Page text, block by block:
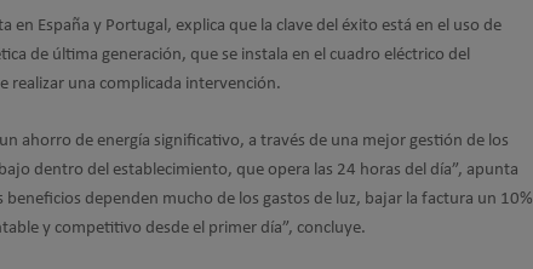
en España y Portugal, explica que la clave del éxito está en el uso de
de última generación, que se instala en el cuadro eléctrico del
realizar una complicada intervención.
ahorro de energía significativo, a través de una mejor gestión de los
dentro del establecimiento, que opera las 24 horas del día”, apunta
beneficios dependen mucho de los gastos de luz, bajar la factura un 10%
y competitivo desde el primer día”, concluye.